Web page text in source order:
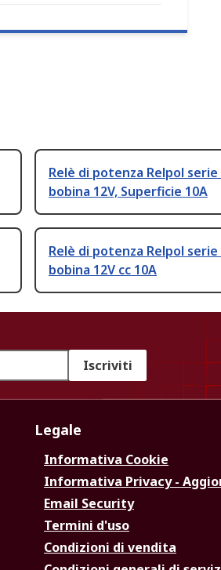
Relè di potenza Relpol serie
bobina 12V, Superficie 10A
Relè di potenza Relpol serie
bobina 12V cc 10A
Iscriviti
Legale
Informativa Cookie
Informativa Privacy -
Email Security
Termini d'uso
Condizioni di vendita